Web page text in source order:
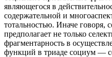
являющегося в
содержательной и
тотальностью. Иначе говоря,
предполагает не только
фрагментарность в
функций в триаде социум —